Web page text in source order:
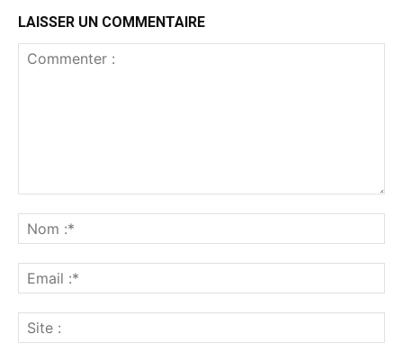
LAISSER UN COMMENTAIRE